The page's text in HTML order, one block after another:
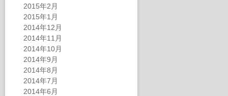
2015年2月
2015年1月
2014年12月
2014年11月
2014年10月
2014年9月
2014年8月
2014年7月
2014年6月